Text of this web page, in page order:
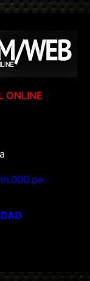
ONLINE
electrónico